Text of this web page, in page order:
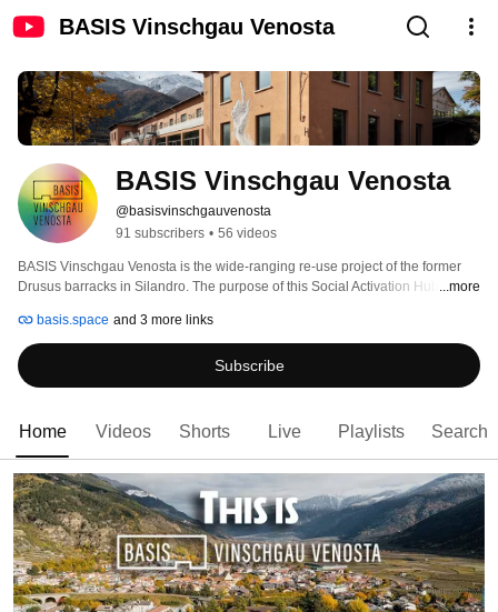
BASIS Vinschgau Venosta
BASIS Vinschgau Venosta
@basisvinschgauvenosta
91 subscribers • 56 videos
BASIS Vinschgau Venosta is the wide-ranging re-use project of the former
Drusus barracks in Silandro. The purpose of this Social Activation Hub is for
and social affairs.
...more
basis.space and 3 more links
Subscribe
Home Videos Shorts Live Playlists Search